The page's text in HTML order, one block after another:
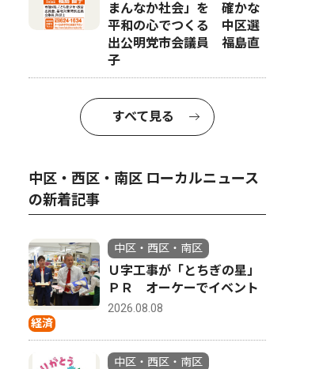
4
まんなか社会」を 確かな
平和の心でつくる 中区選
出公明党市会議員 福島直
子
すべて見る
中区・西区・南区 ローカルニュース
の新着記事
経済
中区・西区・南区
Ｕ字工事が「とちぎの星」
ＰＲ オーケーでイベント
2026.08.08
中区・西区・南区